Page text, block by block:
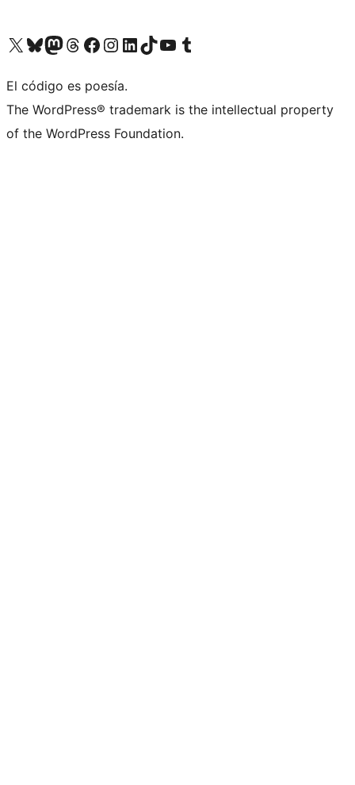
Visita nuestra cuenta de X (anteriormente Twitter)
Visita nuestra cuenta de Bluesky
Visita nuestra cuenta de Mastodon
Visita nuestra cuenta de Threads
Visita nuestra página de Facebook
Visita nuestra cuenta de Instagram
Visita nuestra cuenta de LinkedIn
Visita nuestra cuenta de TikTok
Visita nuestro canal de YouTube
Visita nuestra cuenta de Tumblr
El código es poesía.
The WordPress® trademark is the intellectual property
of the WordPress Foundation.